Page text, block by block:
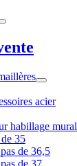
acier
habillage mural
35
de 36,5
de 37